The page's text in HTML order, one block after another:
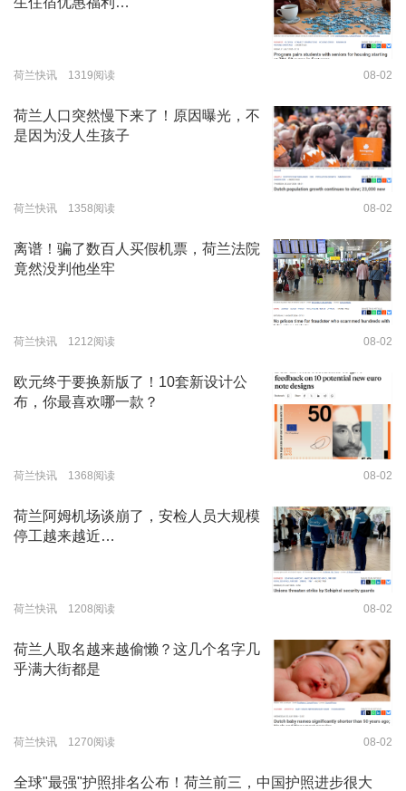
荷兰快讯 1319阅读 08-02
荷兰人口突然慢下来了！原因曝光，不
是因为没人生孩子
荷兰快讯 1358阅读 08-02
离谱！骗了数百人买假机票，荷兰法院
竟然没判他坐牢
荷兰快讯 1212阅读 08-02
欧元终于要换新版了！10套新设计公
布，你最喜欢哪一款？
荷兰快讯 1368阅读 08-02
荷兰阿姆机场谈崩了，安检人员大规模
停工越来越近…
荷兰快讯 1208阅读 08-02
荷兰人取名越来越偷懒？这几个名字几
乎满大街都是
荷兰快讯 1270阅读 08-02
全球"最强"护照排名公布！荷兰前三，中国护照进步很大